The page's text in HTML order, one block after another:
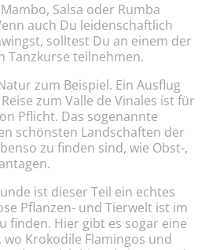
Salsa oder Rumba
auch Du leidenschaftlich
solltest Du an einem der
Tanzkurse teilnehmen.
zum Beispiel. Ein Ausflug
zum Valle de Vinales ist für
Pflicht. Das sogenannte
schönsten Landschaften der
zu finden sind, wie Obst-,
ist dieser Teil ein echtes
Pflanzen- und Tierwelt ist im
finden. Hier gibt es sogar eine
Krokodile Flamingos und